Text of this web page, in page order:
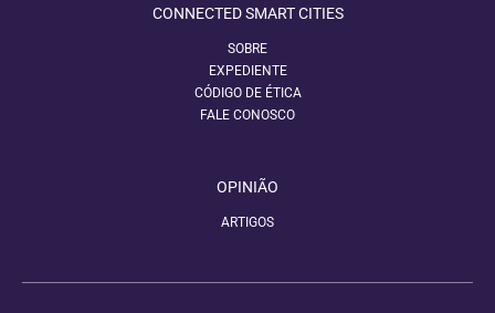
CONNECTED SMART CITIES
SOBRE
EXPEDIENTE
CÓDIGO DE ÉTICA
FALE CONOSCO
OPINIÃO
ARTIGOS